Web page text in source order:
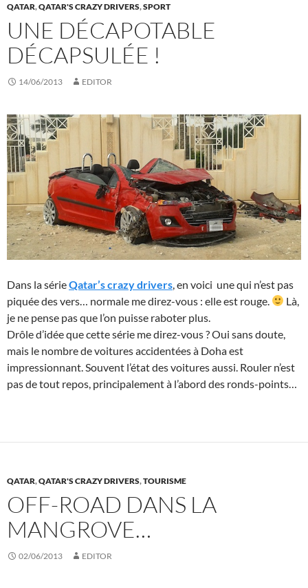
QATAR,QATAR'S CRAZY DRIVERS,SPORT
UNE DÉCAPOTABLE
DÉCAPSULÉE !
14/06/2013 EDITOR
Dans la sérieQatar’s crazy drivers, en voici une qui n’est pas
piquée des vers… normale me direz-vous : elle est rouge.
Là,
je ne pense pas que l’on puisse raboter plus.
Drôle d’idée que cette série me direz-vous ? Oui sans doute,
mais le nombre de voitures accidentées à Doha est
impressionnant. Souvent l’état des voitures aussi. Rouler n’est
pas de tout repos, principalement à l’abord des ronds-points…
QATAR,QATAR'S CRAZY DRIVERS,TOURISME
OFF-ROAD DANS LA
MANGROVE…
02/06/2013 EDITOR